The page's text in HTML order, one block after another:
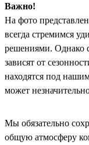
Важно!
На фото
всегда стремимся
решениями. Однако
зависят от
находятся под
может
Мы обязательно
общую атмосферу